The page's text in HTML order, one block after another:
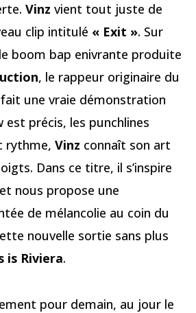
Vinz vient tout juste de
clip intitulé « Exit ». Sur
boom bap enivrante produite
, le rappeur originaire du
une vraie démonstration
est précis, les punchlines
rythme, Vinz connaît son art
Dans ce titre, il s’inspire
nous propose une
de mélancolie au coin du
nouvelle sortie sans plus
is Riviera.
pour demain, au jour le